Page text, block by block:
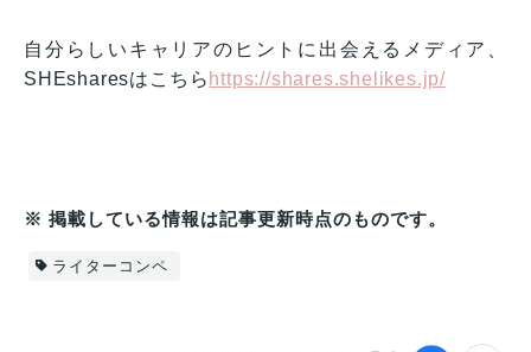
自分らしいキャリアのヒントに出会えるメディア、
SHEsharesはこちら https://shares.shelikes.jp/
※ 掲載している情報は記事更新時点のものです。
ライターコンペ